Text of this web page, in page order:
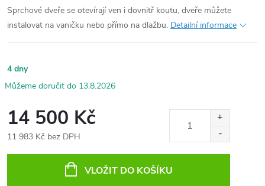
Sprchové dveře se otevírají ven i dovnitř koutu, dveře můžete
instalovat na vaničku nebo přímo na dlažbu. Detailní informace
4 dny
13.8.2026
14 500 Kč
11 983 Kč bez DPH
VLOŽIT DO KOŠÍKU